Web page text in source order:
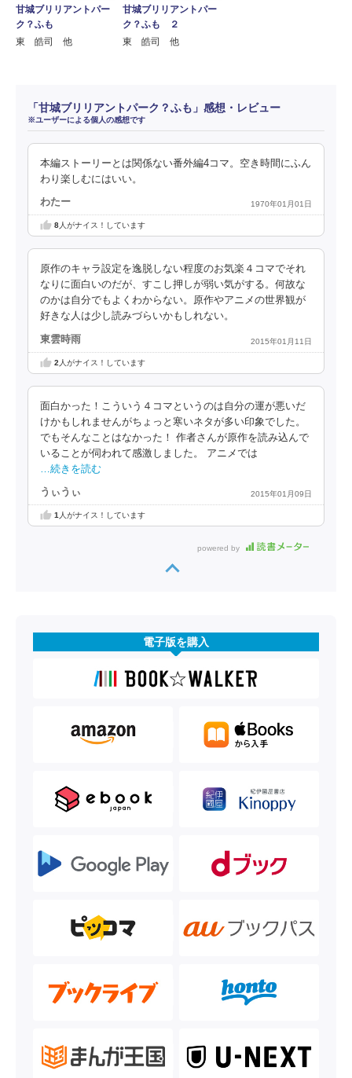
甘城ブリリアントパー
ク？ふも
東 皓司 他
甘城ブリリアントパー
ク？ふも ２
東 皓司 他
「甘城ブリリアントパーク？ふも」感想・レビュー
※ユーザーによる個人の感想です
本編ストーリーとは関係ない番外編4コマ。空き時間にふん
わり楽しむにはいい。
わたー 1970年01月01日
8人がナイス！しています
原作のキャラ設定を逸脱しない程度のお気楽４コマでそれ
なりに面白いのだが、すこし押しが弱い気がする。何故な
のかは自分でもよくわからない。原作やアニメの世界観が
好きな人は少し読みづらいかもしれない。
東雲時雨 2015年01月11日
2 人がナイス！しています
面白かった！こういう４コマというのは自分の運が悪いだ
けかもしれませんがちょっと寒いネタが多い印象でした。
でもそんなことはなかった！ 作者さんが原作を読み込んで
いることが伺われて感激しました。 アニメでは
…続きを読む
うぃうぃ 2015年01月09日
1人がナイス！しています
powered by
電子版を購入